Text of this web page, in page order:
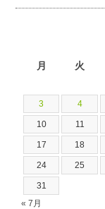
月 火
3 4
10 11
17 18
24 25
31
« 7月